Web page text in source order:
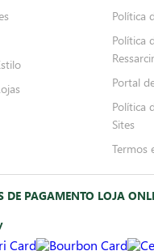
Política
Política
Portal
Política
Sites
Termos
DE PAGAMENTO LOJA